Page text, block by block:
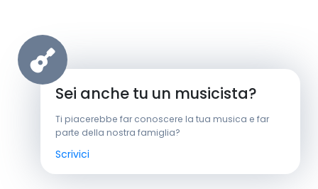
Sei anche tu un musicista?
Ti piacerebbe far conoscere la tua musica e far
parte della nostra famiglia?
Scrivici